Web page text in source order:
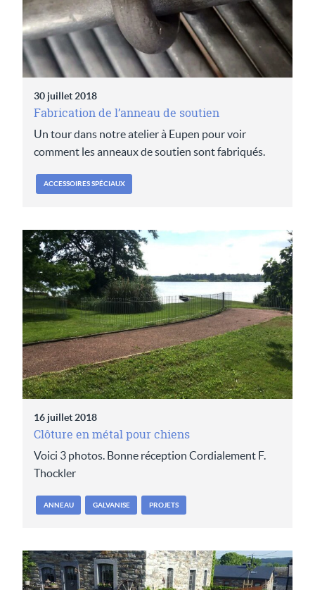
30 juillet 2018
Fabrication de l’anneau de soutien
Un tour dans notre atelier à Eupen pour voir
comment les anneaux de soutien sont fabriqués.
ACCESSOIRES SPÉCIAUX
16 juillet 2018
Clôture en métal pour chiens
Voici 3 photos. Bonne réception Cordialement F.
Thockler
ANNEAU GALVANISE PROJETS